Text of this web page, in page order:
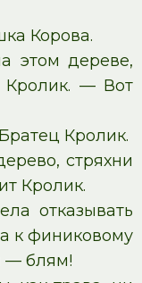
Корова.
этом дереве,
Кролик. — Вот
Кролик.
стряхни
Кролик.
отказывать
к финиковому
— блям!